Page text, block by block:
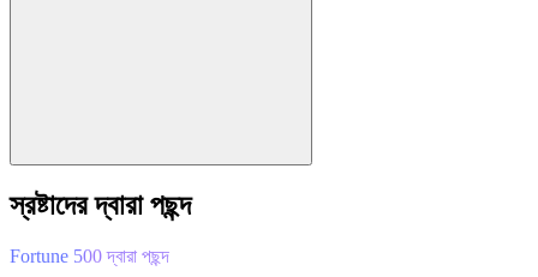
স্রষ্টাদের দ্বারা পছন্দ
Fortune 500 দ্বারা পছন্দ